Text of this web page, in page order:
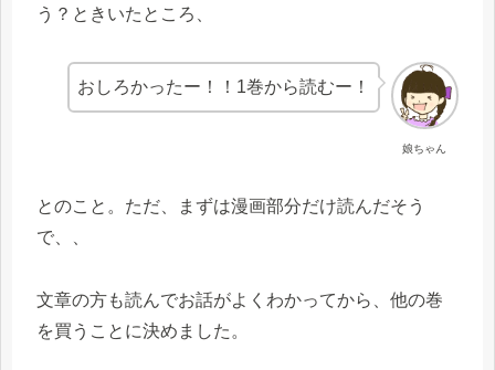
う？ときいたところ、
娘ちゃん
おしろかったー！！1巻から読むー！
とのこと。ただ、まずは漫画部分だけ読んだそう
で、、
文章の方も読んでお話がよくわかってから、他の巻
を買うことに決めました。